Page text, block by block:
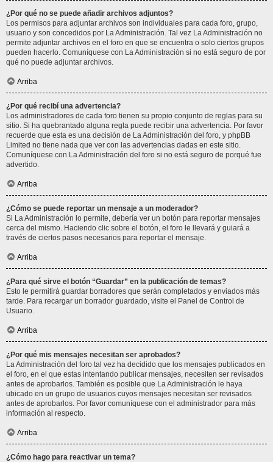
¿Por qué no se puede añadir archivos adjuntos?
Los permisos para adjuntar archivos son individuales para cada foro, grupo,
usuario y son concedidos por La Administración. Tal vez La Administración no
permite adjuntar archivos en el foro en que se encuentra o solo ciertos grupos
pueden hacerlo. Comuníquese con La Administración si no está seguro de por
qué no puede adjuntar archivos.
Arriba
¿Por qué recibí una advertencia?
Los administradores de cada foro tienen su propio conjunto de reglas para su
sitio. Si ha quebrantado alguna regla puede recibir una advertencia. Por favor
recuerde que esta es una decisión de La Administración del foro, y phpBB
Limited no tiene nada que ver con las advertencias dadas en este sitio.
Comuníquese con La Administración del foro si no está seguro de porqué fue
advertido.
Arriba
¿Cómo se puede reportar un mensaje a un moderador?
Si La Administración lo permite, debería ver un botón para reportar mensajes
cerca del mismo. Haciendo clic sobre el botón, el foro le llevará y guiará a
través de ciertos pasos necesarios para reportar el mensaje.
Arriba
¿Para qué sirve el botón “Guardar” en la publicación de temas?
Esto le permitirá guardar borradores que serán completados y enviados más
tarde. Para recargar un borrador guardado, visite el Panel de Control de
Usuario.
Arriba
¿Por qué mis mensajes necesitan ser aprobados?
La Administración del foro tal vez ha decidido que los mensajes publicados en
el foro, en el que estas intentando publicar mensajes, necesiten ser revisados
antes de aprobarlos. También es posible que La Administración le haya
ubicado en un grupo de usuarios cuyos mensajes necesitan ser revisados
antes de aprobarlos. Por favor comuníquese con el administrador para más
información al respecto.
Arriba
¿Cómo hago para reactivar un tema?